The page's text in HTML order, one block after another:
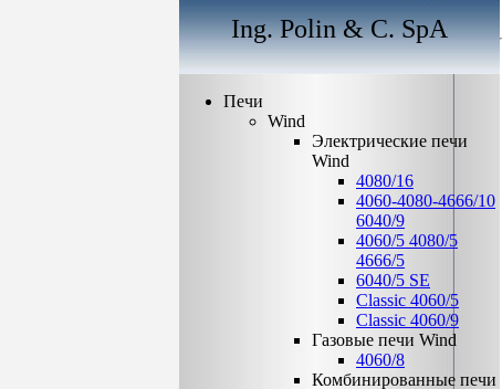
Ing. Polin & C. SpA
Печи
Wind
Электрические печи
Wind
4080/16
4060-4080-4666/10
6040/9
4060/5 4080/5
4666/5
6040/5 SE
Classic 4060/5
Classic 4060/9
Газовые печи Wind
4060/8
Комбинированные печи